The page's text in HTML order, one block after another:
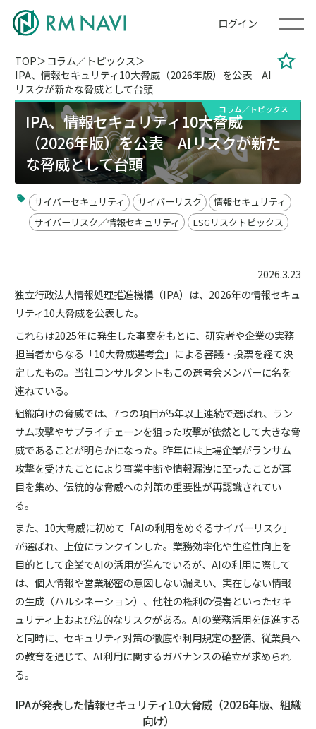
ログイン
TOP
コラム／トピックス
IPA、情報セキュリティ10大脅威（2026年版）を公表 AI
リスクが新たな脅威として台頭
コラム／トピックス
IPA、情報セキュリティ10大脅威
（2026年版）を公表 AIリスクが新た
な脅威として台頭
サイバーセキュリティ サイバーリスク
情報セキュリティ
サイバーリスク／情報セキュリティ
ESGリスクトピックス
2026.3.23
独立行政法人情報処理推進機構（IPA）は、2026年の情報セキュ
リティ10大脅威を公表した。
これらは2025年に発生した事案をもとに、研究者や企業の実務
担当者からなる「10大脅威選考会」による審議・投票を経て決
定したもの。当社コンサルタントもこの選考会メンバーに名を
連ねている。
組織向けの脅威では、7つの項目が5年以上連続で選ばれ、ラン
サム攻撃やサプライチェーンを狙った攻撃が依然として大きな脅
威であることが明らかになった。昨年には上場企業がランサム
攻撃を受けたことにより事業中断や情報漏洩に至ったことが耳
目を集め、伝統的な脅威への対策の重要性が再認識されてい
る。
また、10大脅威に初めて「AIの利用をめぐるサイバーリスク」
が選ばれ、上位にランクインした。業務効率化や生産性向上を
目的として企業でAIの活用が進んでいるが、AIの利用に際して
は、個人情報や営業秘密の意図しない漏えい、実在しない情報
の生成（ハルシネーション）、他社の権利の侵害といったセキ
ュリティ上および法的なリスクがある。AIの業務活用を促進する
と同時に、セキュリティ対策の徹底や利用規定の整備、従業員へ
の教育を通じて、AI利用に関するガバナンスの確立が求められ
る。
IPAが発表した情報セキュリティ10大脅威（2026年版、組織
向け）